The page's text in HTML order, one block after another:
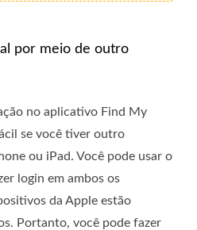
por meio de outro
no aplicativo Find My
se você tiver outro
ou iPad. Você pode usar o
login em ambos os
da Apple estão
Portanto, você pode fazer